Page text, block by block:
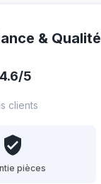
& Qualité
4.6/5
clients
pièces